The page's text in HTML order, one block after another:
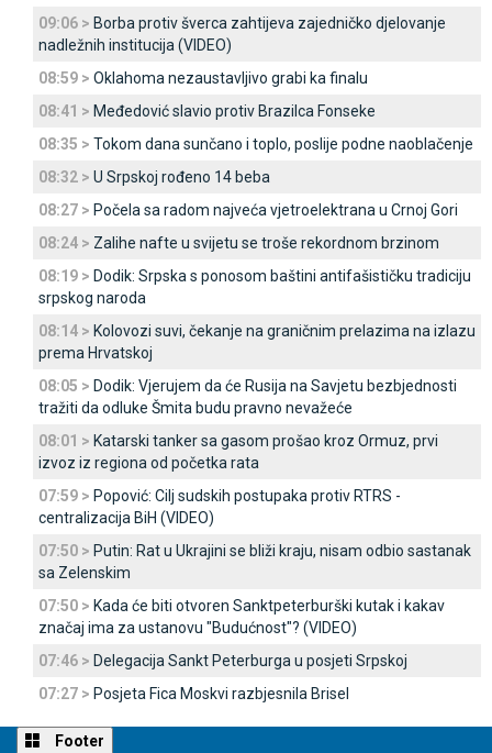
09:06 > Borba protiv šverca zahtijeva zajedničko djelovanje
nadležnih institucija (VIDEO)
08:59 > Oklahoma nezaustavljivo grabi ka finalu
08:41 > Međedović slavio protiv Brazilca Fonseke
08:35 > Tokom dana sunčano i toplo, poslije podne naoblačenje
08:32 > U Srpskoj rođeno 14 beba
08:27 > Počela sa radom najveća vjetroelektrana u Crnoj Gori
08:24 > Zalihe nafte u svijetu se troše rekordnom brzinom
08:19 > Dodik: Srpska s ponosom baštini antifašističku tradiciju
srpskog naroda
08:14 > Kolovozi suvi, čekanje na graničnim prelazima na izlazu
prema Hrvatskoj
08:05 > Dodik: Vjerujem da će Rusija na Savjetu bezbjednosti
tražiti da odluke Šmita budu pravno nevažeće
08:01 > Katarski tanker sa gasom prošao kroz Ormuz, prvi
izvoz iz regiona od početka rata
07:59 > Popović: Cilj sudskih postupaka protiv RTRS -
centralizacija BiH (VIDEO)
07:50 > Putin: Rat u Ukrajini se bliži kraju, nisam odbio sastanak
sa Zelenskim
07:50 > Kada će biti otvoren Sanktpeterburški kutak i kakav
značaj ima za ustanovu "Budućnost"? (VIDEO)
07:46 > Delegacija Sankt Peterburga u posjeti Srpskoj
07:27 > Posjeta Fica Moskvi razbjesnila Brisel
Footer